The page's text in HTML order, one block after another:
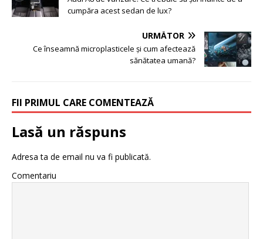
cumpăra acest sedan de lux?
URMĂTOR
Ce înseamnă microplasticele și cum afectează
sănătatea umană?
FII PRIMUL CARE COMENTEAZĂ
Lasă un răspuns
Adresa ta de email nu va fi publicată.
Comentariu